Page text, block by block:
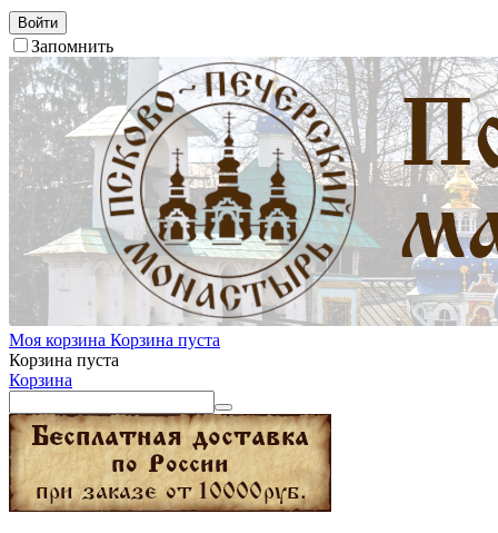
Войти
Запомнить
Моя корзина Корзина пуста
Корзина пуста
Корзина